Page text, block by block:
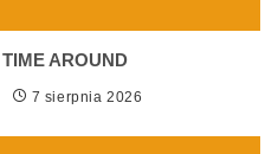
AROUND
7 sierpnia 2026